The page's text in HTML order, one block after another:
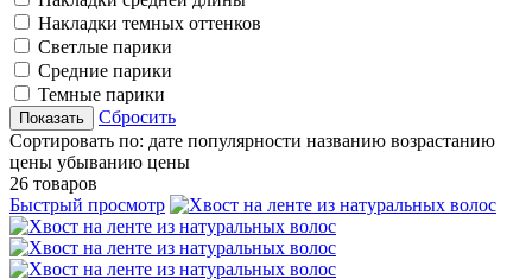
Накладки темных оттенков
Светлые парики
Средние парики
Темные парики
Сбросить
Сортировать по: дате популярности названию возрастанию
цены убыванию цены
26 товаров
Быстрый просмотр